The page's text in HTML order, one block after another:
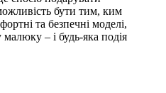
бути тим, ким
та безпечні моделі,
– і будь-яка подія